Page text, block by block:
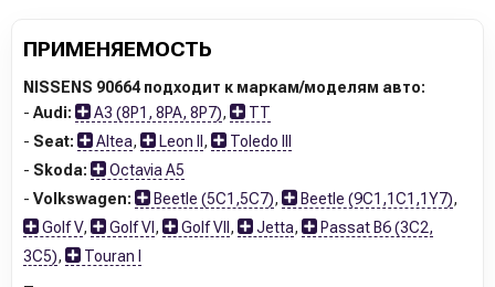
ПРИМЕНЯЕМОСТЬ
NISSENS 90664 подходит к маркам/моделям авто:
- Audi: A3 (8P1, 8PA, 8P7),
TT
- Seat: Altea, Leon II ,
Toledo III
- Skoda:
Octavia A5
- Volkswagen: Beetle (5C1,5C7), Beetle (9C1,1C1,1Y7),
Golf V, Golf VI , Golf VII , Jetta,
Passat B6 (3C2,
3C5), Touran I